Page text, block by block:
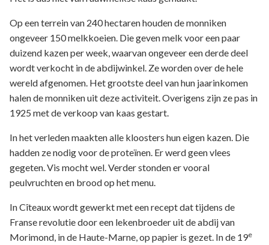
Op een terrein van 240 hectaren houden de monniken
ongeveer 150 melkkoeien. Die geven melk voor een paar
duizend kazen per week, waarvan ongeveer een derde deel
wordt verkocht in de abdijwinkel. Ze worden over de hele
wereld afgenomen. Het grootste deel van hun jaarinkomen
halen de monniken uit deze activiteit. Overigens zijn ze pas in
1925 met de verkoop van kaas gestart.
In het verleden maakten alle kloosters hun eigen kazen. Die
hadden ze nodig voor de proteïnen. Er werd geen vlees
gegeten. Vis mocht wel. Verder stonden er vooral
peulvruchten en brood op het menu.
In Cîteaux wordt gewerkt met een recept dat tijdens de
Franse revolutie door een lekenbroeder uit de abdij van
Morimond, in de Haute-Marne, op papier is gezet. In de 19e